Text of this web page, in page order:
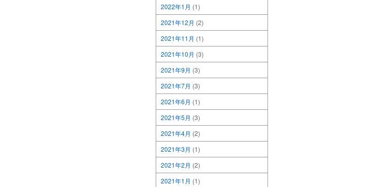
2022年1月 (1)
2021年12月 (2)
2021年11月 (1)
2021年10月 (3)
2021年9月 (3)
2021年7月 (3)
2021年6月 (1)
2021年5月 (3)
2021年4月 (2)
2021年3月 (1)
2021年2月 (2)
2021年1月 (1)